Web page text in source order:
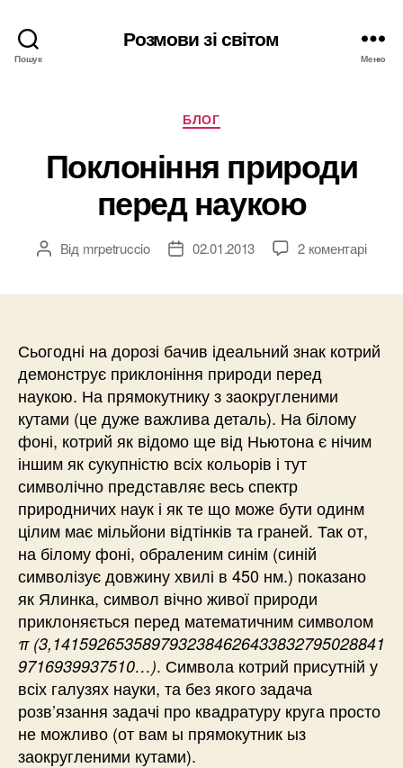
Пошук
Розмови зі світом
Меню
Категорії
БЛОГ
Поклоніння природи
перед наукою
Автор
Від mrpetruccio
Дата02.01.2013 2 коментарі
Сьогодні на дорозі бачив ідеальний знак котрий
демонструє приклоніння природи перед
наукою. На прямокутнику з заокругленими
кутами (це дуже важлива деталь). На білому
фоні, котрий як відомо ще від Ньютона є нічим
іншим як сукупністю всіх кольорів і тут
символічно представляє весь спектр
природничих наук і як те що може бути одинм
цілим має мільйони відтінків та граней. Так от,
на білому фоні, обраленим синім (синій
символізує довжину хвилі в 450 нм.) показано
як Ялинка, символ вічно живої природи
приклоняється перед математичним символом
π (3,1415926535897932384626433832795028841
9716939937510…). Символа котрий присутній у
всіх галузях науки, та без якого задача
розв’язання задачі про квадратуру круга просто
не можливо (от вам ы прямокутник ыз
заокругленими кутами).